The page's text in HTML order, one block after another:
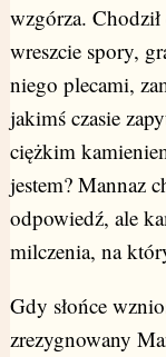
wzgórza.
wreszcie spory,
niego plecami,
jakimś czasie
ciężkim
jestem? Mannaz
odpowiedź, ale
milczenia, na
Gdy słońce
zrezygnowany